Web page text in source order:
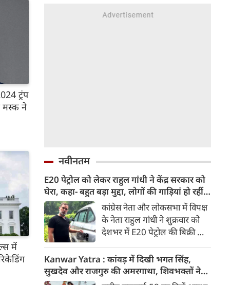
मस्क ने
में
नवीनतम
E20 पेट्रोल को लेकर राहुल गांधी ने केंद्र सरकार को
घेरा, कहा- बहुत बड़ा मुद्दा, लोगों की गाड़ियां हो रहीं
खराब, BJP ने बताया खराब पटकथा
कांग्रेस नेता और लोकसभा में विपक्ष
के नेता राहुल गांधी ने शुक्रवार को
देशभर में E20 पेट्रोल की बिक्री को
कर दिया। उन्होंने E20 को ‘बहुत
बड़ा मुद्दा’ बताते हुए आरोप लगाया
कि इसके इस्तेमाल से वाहनों को
Kanwar Yatra : कांवड़ में दिखी भगत सिंह,
सुखदेव और राजगुरु की अमरगाथा, शिवभक्तों ने